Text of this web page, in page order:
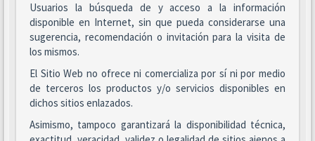
Usuarios la búsqueda de y acceso a la información
disponible en Internet, sin que pueda considerarse una
sugerencia, recomendación o invitación para la visita de
los mismos.
El Sitio Web no ofrece ni comercializa por sí ni por medio
de terceros los productos y/o servicios disponibles en
dichos sitios enlazados.
Asimismo, tampoco garantizará la disponibilidad técnica,